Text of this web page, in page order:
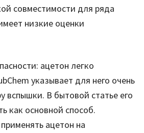
совместимости для ряда
низкие оценки
ацетон легко
указывает для него очень
вспышки. В бытовой статье его
как основной способ.
ацетон на